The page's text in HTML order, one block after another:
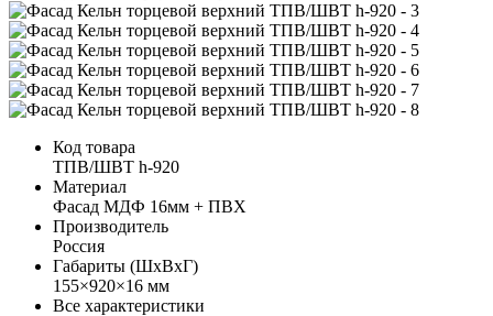
Код товара
ТПВ/ШВТ h-920
Материал
Фасад МДФ 16мм + ПВХ
Производитель
Россия
Габариты (ШхВхГ)
155×920×16 мм
Все характеристики